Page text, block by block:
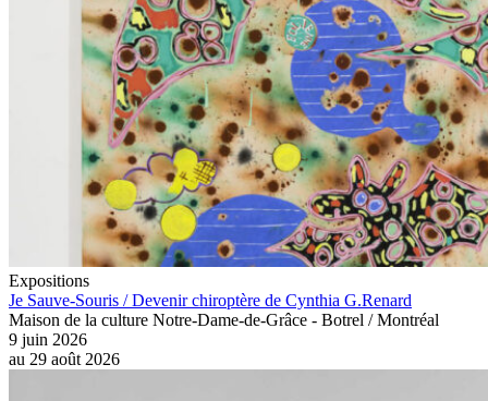
Expositions
Je Sauve-Souris / Devenir chiroptère de Cynthia G.Renard
Maison de la culture Notre-Dame-de-Grâce - Botrel / Montréal
9 juin 2026
au 29 août 2026